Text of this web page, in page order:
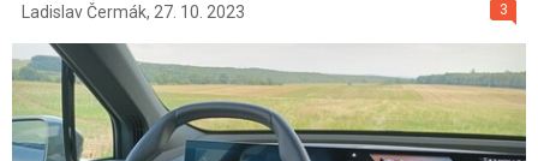
3
Ladislav Čermák, 27. 10. 2023